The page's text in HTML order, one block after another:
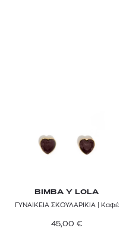
BIMBA Y LOLA
ΓΥΝΑΙΚΕΙΑ ΣΚΟΥΛΑΡΙΚΙΑ | Καφέ
45,00 €